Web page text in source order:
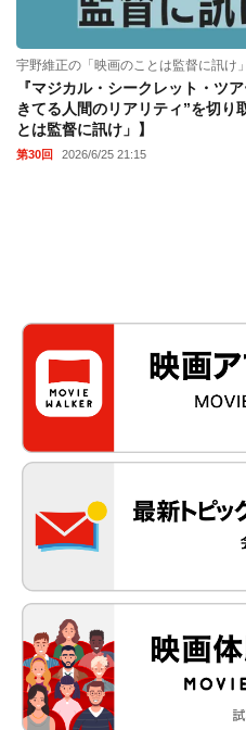
宇野維正の「映画のことは監督に訊け」
『マジカル・シークレット・ツ
きてる人間のリアリティ”を切り
とは監督に訊け」】
第30回 2026/6/25 21:15